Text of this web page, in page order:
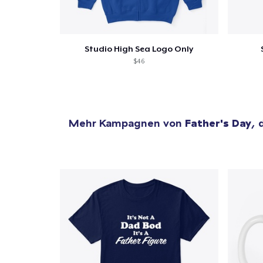
Studio High Sea Logo Only
$46
Mehr Kampagnen von Father's Day,